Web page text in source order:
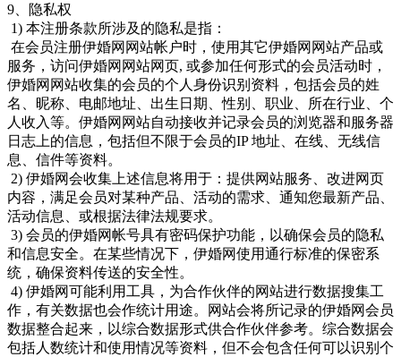
9、隐私权
1) 本注册条款所涉及的隐私是指：
在会员注册伊婚网网站帐户时，使用其它伊婚网网站产品或
服务，访问伊婚网网站网页, 或参加任何形式的会员活动时，
伊婚网网站收集的会员的个人身份识别资料，包括会员的姓
名、昵称、电邮地址、出生日期、性别、职业、所在行业、个
人收入等。伊婚网网站自动接收并记录会员的浏览器和服务器
日志上的信息，包括但不限于会员的IP 地址、在线、无线信
息、信件等资料。
2) 伊婚网会收集上述信息将用于：提供网站服务、改进网页
内容，满足会员对某种产品、活动的需求、通知您最新产品、
活动信息、或根据法律法规要求。
3) 会员的伊婚网帐号具有密码保护功能，以确保会员的隐私
和信息安全。在某些情况下，伊婚网使用通行标准的保密系
统，确保资料传送的安全性。
4) 伊婚网可能利用工具，为合作伙伴的网站进行数据搜集工
作，有关数据也会作统计用途。网站会将所记录的伊婚网会员
数据整合起来，以综合数据形式供合作伙伴参考。综合数据会
包括人数统计和使用情况等资料，但不会包含任何可以识别个